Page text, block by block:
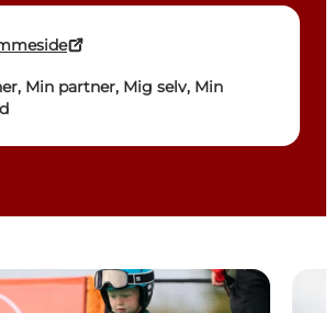
Min partner, Mig selv, Min